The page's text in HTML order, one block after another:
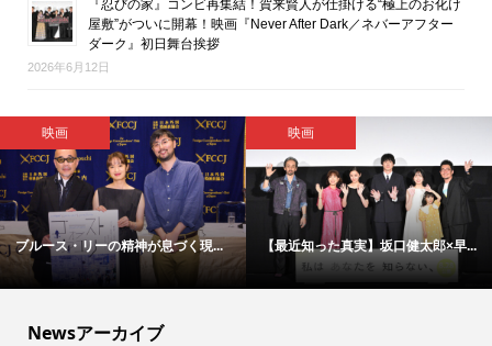
『忍びの家』コンビ再集結！賀来賢人が仕掛ける“極上のお化け
屋敷”がついに開幕！映画『Never After Dark／ネバーアフター
ダーク』初日舞台挨拶
2026年6月12日
映画
福原遥＆細田佳央太が、劇中教師...
エンタメ総合・ライフ
【会見取材レポ】『アリフォルニ...
Newsアーカイブ